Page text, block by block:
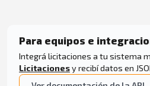
Para equipos e
Integrá licitaciones a tu sistema
Licitacionesy recibí datos en